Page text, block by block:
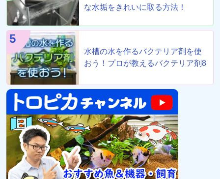
な水垢をきれいに取る方法！
5
水槽の水を作るバクテリア剤を使
おう！プロが教えるバクテリア剤8